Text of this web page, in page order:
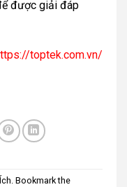
được giải đáp
toptek.com.vn/
. Bookmark the